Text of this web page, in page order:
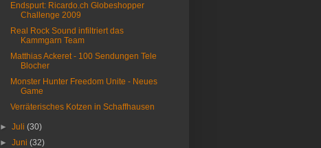
Endspurt: Ricardo.ch Globeshopper
Challenge 2009
Real Rock Sound infiltriert das
Kammgarn Team
Matthias Ackeret - 100 Sendungen Tele
Blocher
Monster Hunter Freedom Unite - Neues
Game
Verräterisches Kotzen in Schaffhausen
►Juli(30)
►Juni(32)